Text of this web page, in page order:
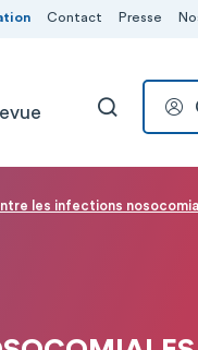
Contact Presse
les infections